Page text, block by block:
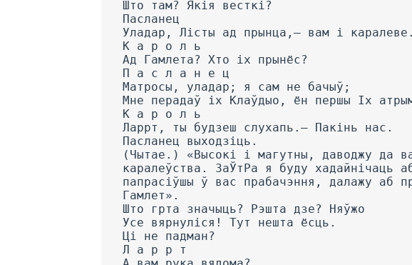
Што там? Якія весткі?
Пасланец
Уладар, Лісты ад прынца,— вам і каралеве.
К а р о л ь
Ад Гамлета? Хто іх прынёс?
П а с л а н е ц
Матросы, уладар; я сам не бачыў;
Мне перадаў іх Клаўдыо, ён першы Іх
К а р о л ь
Ларрт, ты будзеш слухапь.— Пакінь нас.
Пасланец выходзіць.
(Чытае.) «Высокі і магутны, даводжу да
каралеўства. ЗаЎтРа я буду хадайнічаць
папрасіўшы ў вас прабачэння, далажу аб
Гамлет».
Што грта значыць? Рэшта дзе? Няўжо
Усе вярнуліся! Тут нешта ёсць.
Ці не падман?
Л а р р т